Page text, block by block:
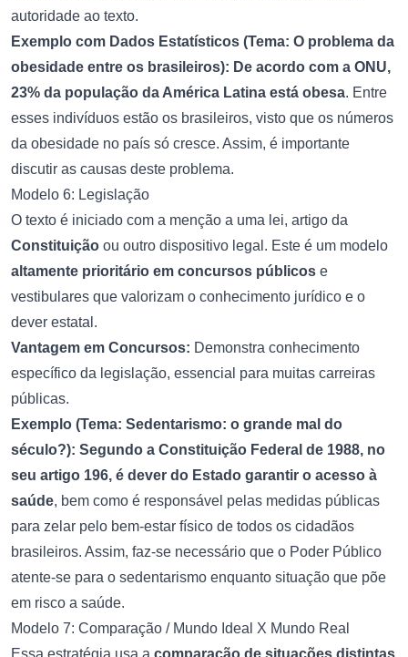
autoridade ao texto.
Exemplo com Dados Estatísticos (Tema: O problema da
obesidade entre os brasileiros): De acordo com a ONU,
23% da população da América Latina está obesa. Entre
esses indivíduos estão os brasileiros, visto que os números
da obesidade no país só cresce. Assim, é importante
discutir as causas deste problema.
Modelo 6: Legislação
O texto é iniciado com a menção a uma lei, artigo da
Constituição ou outro dispositivo legal. Este é um modelo
altamente prioritário em concursos públicos e
vestibulares que valorizam o conhecimento jurídico e o
dever estatal.
Vantagem em Concursos: Demonstra conhecimento
específico da legislação, essencial para muitas carreiras
públicas.
Exemplo (Tema: Sedentarismo: o grande mal do
século?): Segundo a Constituição Federal de 1988, no
seu artigo 196, é dever do Estado garantir o acesso à
saúde, bem como é responsável pelas medidas públicas
para zelar pelo bem-estar físico de todos os cidadãos
brasileiros. Assim, faz-se necessário que o Poder Público
atente-se para o sedentarismo enquanto situação que põe
em risco a saúde.
Modelo 7: Comparação / Mundo Ideal X Mundo Real